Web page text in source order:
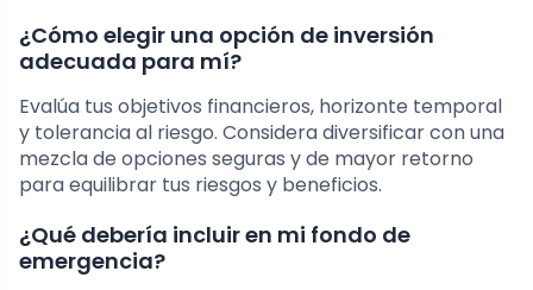
¿Cómo elegir una opción de inversión
adecuada para mí?
Evalúa tus objetivos financieros, horizonte temporal
y tolerancia al riesgo. Considera diversificar con una
mezcla de opciones seguras y de mayor retorno
para equilibrar tus riesgos y beneficios.
¿Qué debería incluir en mi fondo de
emergencia?